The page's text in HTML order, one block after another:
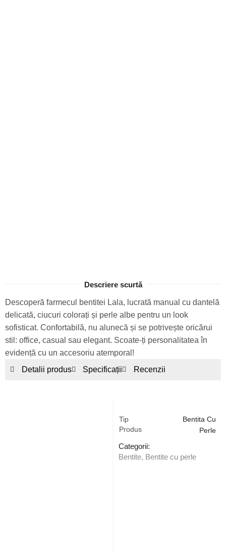
Descriere scurtă
Descoperă farmecul bentitei Lala, lucrată manual cu dantelă
delicată, ciucuri colorați și perle albe pentru un look
sofisticat. Confortabilă, nu alunecă și se potrivește oricărui
stil: office, casual sau elegant. Scoate-ți personalitatea în
evidență cu un accesoriu atemporal!
Detalii produs
Specificații Recenzii
Tip
Produs
Bentita Cu
Perle
Categorii:
Bentite, Bentite cu perle